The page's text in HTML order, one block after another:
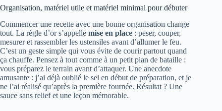
Organisation, matériel utile et matériel minimal pour débuter
Commencer une recette avec une bonne organisation change
tout. La règle d’or s’appelle mise en place : peser, couper,
mesurer et rassembler les ustensiles avant d’allumer le feu.
C’est un geste simple qui vous évite de courir partout quand
ça chauffe. Pensez à tout comme à un petit plan de bataille :
vous préparez le terrain avant d’attaquer. Une anecdote
amusante : j’ai déjà oublié le sel en début de préparation, et je
ne l’ai réalisé qu’après la première fournée. Résultat ? Une
sauce sans relief et une leçon mémorable.